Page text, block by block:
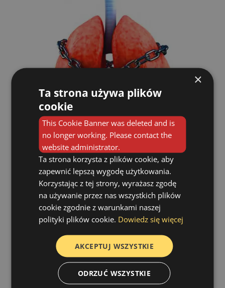
Ponieważ podobne objawy występować
mogą niekiedy również w przebiegu innych
chorób, to czasami dla potwierdzenia
ostatecznego rozpoznania astmy konieczne
jest wykonanie dodatkowych badań i testów.
1
TEST ODWRACALNOŚCI OBTURACJI
Charakterystyczne dla astmy jest to, że
skurcz oskrzeli (tzw. obturacja) jaki w niej
×
Ta strona używa plików
cookie
This Cookie Banner was deleted and is
no longer working. Please contact the
website administrator.
Ta strona korzysta z plików cookie, aby
zapewnić lepszą wygodę użytkowania.
Korzystając z tej strony, wyrażasz zgodę
na używanie przez nas wszystkich plików
cookie zgodnie z warunkami naszej
polityki plików cookie. Dowiedz się więcej
AKCEPTUJ WSZYSTKIE
ODRZUĆ WSZYSTKIE